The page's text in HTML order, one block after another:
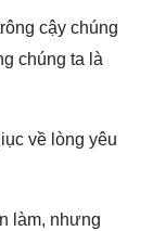
cậy chúng
chúng ta là
về lòng yêu
làm, nhưng